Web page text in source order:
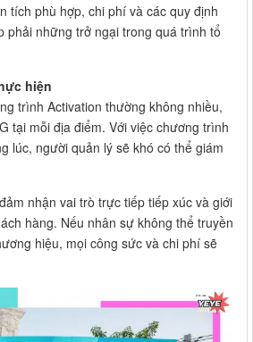
tích phù hợp, chi phí và các quy định
phải những trở ngại trong quá trình tổ
hiện
trình Activation thường không nhiều,
tại mỗi địa điểm. Với việc chương trình
lúc, người quản lý sẽ khó có thể giám
nhận vai trò trực tiếp tiếp xúc và giới
hàng. Nếu nhân sự không thể truyền
hiệu, mọi công sức và chi phí sẽ